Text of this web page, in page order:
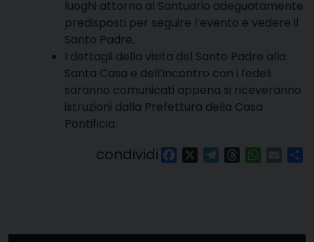
luoghi attorno al Santuario adeguatamente
predisposti per seguire l’evento e vedere il
Santo Padre.
I dettagli della visita del Santo Padre alla
Santa Casa e dell’incontro con i fedeli
saranno comunicati appena si riceveranno
istruzioni dalla Prefettura della Casa
Pontificia.
condividi FacebookTelegram
Threads Email